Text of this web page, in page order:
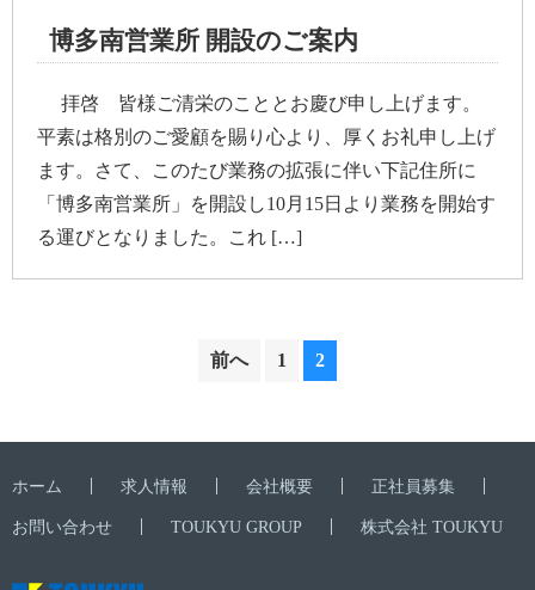
博多南営業所 開設のご案内
拝啓 皆様ご清栄のこととお慶び申し上げます。
平素は格別のご愛顧を賜り心より、厚くお礼申し上げ
ます。さて、このたび業務の拡張に伴い下記住所に
「博多南営業所」を開設し10月15日より業務を開始す
る運びとなりました。これ […]
前へ 1 2
ホーム 求人情報 会社概要 正社員募集
お問い合わせ TOUKYU GROUP 株式会社 TOUKYU